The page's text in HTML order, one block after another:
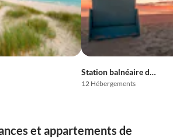
Station balnéaire de Bansin
12 Hébergements
et appartements de